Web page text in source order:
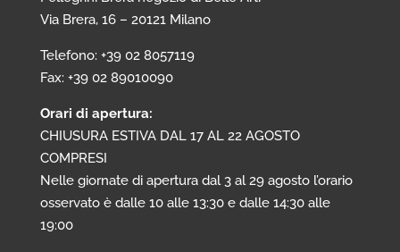
Via Brera, 16 – 20121 Milano
Telefono: +39 02 8057119
Fax: +39 02 89010090
Orari di apertura:
CHIUSURA ESTIVA DAL 17 AL 22 AGOSTO
COMPRESI
Nelle giornate di apertura dal 3 al 29 agosto l’orario
osservato è dalle 10 alle 13:30 e dalle 14:30 alle
19:00